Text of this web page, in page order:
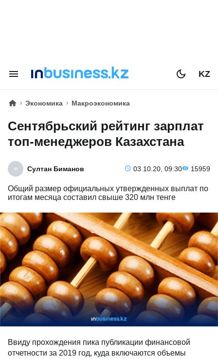
KZ
Экономика Макроэкономика
Сентябрьский рейтинг зарплат
топ-менеджеров Казахстана
Султан Биманов 03.10.20, 09:30 15959
Общий размер официальных утвержденных выплат по
итогам месяца составил свыше 320 млн тенге
Ввиду прохождения пика публикации финансовой
отчетности за 2019 год, куда включаются объемы